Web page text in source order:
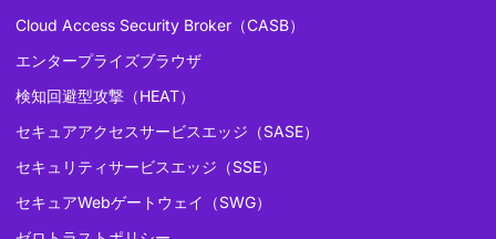
Cloud Access Security Broker（CASB）
エンタープライズブラウザ
検知回避型攻撃（HEAT）
セキュアアクセスサービスエッジ（SASE）
セキュリティサービスエッジ（SSE）
セキュアWebゲートウェイ（SWG）